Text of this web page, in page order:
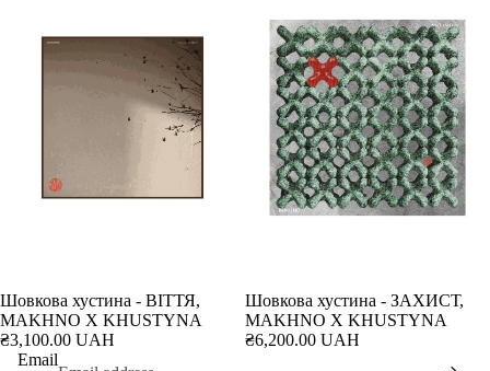
Шовкова хустина - ВІТТЯ,
MAKHNO X KHUSTYNA
₴3,100.00 UAH
Шовкова хустина - ЗАХИСТ,
MAKHNO X KHUSTYNA
₴6,200.00 UAH
Email